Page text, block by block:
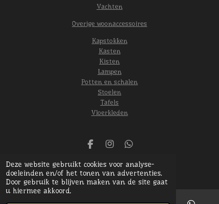
Deze website gebruikt cookies voor analyse-
doeleinden en/of het tonen van advertenties.
Door gebruik te blijven maken van de site gaat
u hiermee akkoord.
Vachten
Overige woonaccessoires
Kapstokken
Kasten
Kisten
Lampen
Potten en schalen
Stoelen
Tafels
Vloerkleden
F
c
e
b
o
I
s
t
a
r
W
a
t
s
p
Powered by JouwWeb